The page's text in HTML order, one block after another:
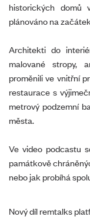
historických domů
plánováno na
Architekti do
malované stropy,
proměnili ve vnitřní
restaurace s
metrový podzemní
města.
Ve video podcastu
památkově
nebo jak probíhá
Nový díl remtalks